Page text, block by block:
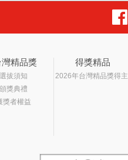
灣精品獎
選拔須知
頒獎典禮
獎者權益
得獎精品
2026年台灣精品獎得主